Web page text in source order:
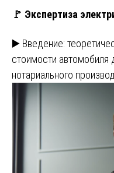
🚩 Экспертиза
▶️ Введение:
стоимости автомобиля
нотариального